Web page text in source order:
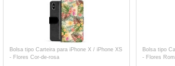
Bolsa tipo Carteira para iPhone X / iPhone XS
- Flores Cor-de-rosa
Bolsa tipo
- Flores